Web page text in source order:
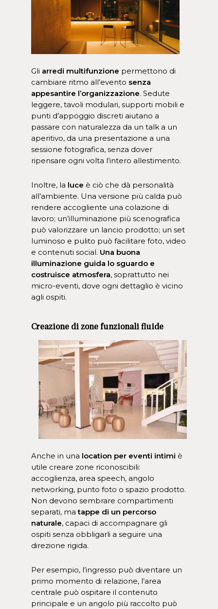
Gli arredi multifunzione permettono di
cambiare ritmo all’evento senza
appesantire l’organizzazione. Sedute
leggere, tavoli modulari, supporti mobili e
punti d’appoggio discreti aiutano a
passare con naturalezza da un talk a un
aperitivo, da una presentazione a una
sessione fotografica, senza dover
ripensare ogni volta l’intero allestimento.
Inoltre, la luce è ciò che dà personalità
all’ambiente. Una versione più calda può
rendere accogliente una colazione di
lavoro; un’illuminazione più scenografica
può valorizzare un lancio prodotto; un set
luminoso e pulito può facilitare foto, video
e contenuti social. Una buona
illuminazione guida lo sguardo e
costruisce atmosfera, soprattutto nei
micro-eventi, dove ogni dettaglio è vicino
agli ospiti.
Creazione di zone funzionali fluide
Anche in una location per eventi intimi è
utile creare zone riconoscibili:
accoglienza, area speech, angolo
networking, punto foto o spazio prodotto.
Non devono sembrare compartimenti
separati, matappe di un percorso
naturale, capaci di accompagnare gli
ospiti senza obbligarli a seguire una
direzione rigida.
Per esempio, l’ingresso può diventare un
primo momento di relazione, l’area
centrale può ospitare il contenuto
principale e un angolo più raccolto può